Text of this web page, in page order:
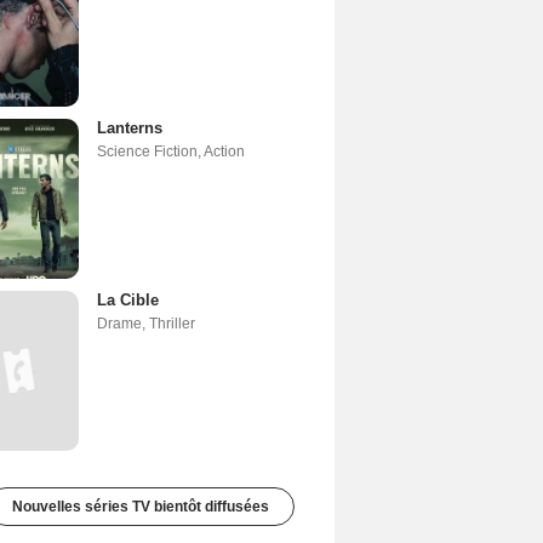
Lanterns
Science Fiction,Action
La Cible
Drame, Thriller
Nouvelles séries TV bientôt diffusées